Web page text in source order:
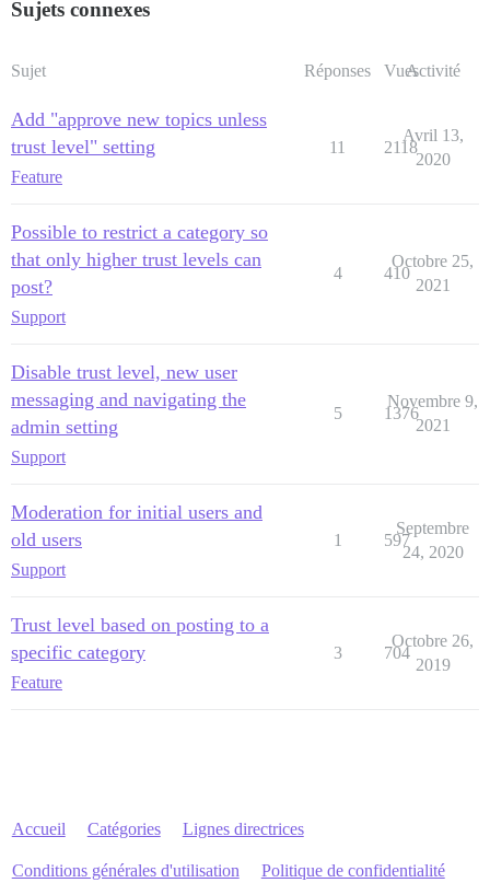
Sujets connexes
Sujet Réponses VuesActivité
Add "approve new topics unless
trust level" setting
Feature
11 2118
Avril 13,
2020
Possible to restrict a category so
that only higher trust levels can
post?
Support
4 410
Octobre 25,
2021
Disable trust level, new user
messaging and navigating the
admin setting
Support
5 1376
Novembre 9,
2021
Moderation for initial users and
old users
Support
1 597
Septembre
24, 2020
Trust level based on posting to a
specific category
Feature
3 704
Octobre 26,
2019
Accueil Catégories Lignes directrices
Conditions générales d'utilisation Politique de confidentialité